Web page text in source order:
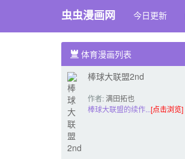
虫虫漫画网 今日更新
体育漫画列表
棒球大联盟2nd
作者:满田拓也
棒球大联盟的续作...[点击浏览]